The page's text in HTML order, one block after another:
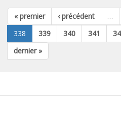
« premier ‹ précédent …
338
339 340 341
dernier »